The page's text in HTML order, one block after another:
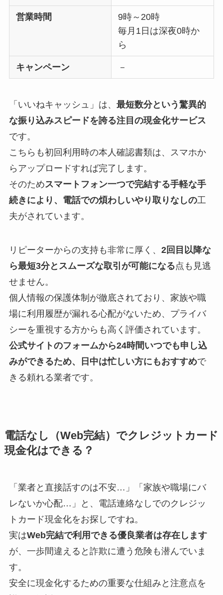
営業時間
9時～20時
毎月1日は深夜0時か
ら
キャンペーン －
「いいねキャッシュ」は、 最短数分という驚異的
な振り込みスピードを誇る注目の現金化サービス
です。
こちらも初回利用時の本人確認書類は、スマホか
らアップロードすれば完了します。
そのためスマートフォン一つで完結する手軽な手
続きにより、電話での煩わしいやり取りなしの工
夫がされています。
リピーターからの支持も非常に厚く、 2回目以降な
ら最短3分とスムーズな取引が可能になる点も見逃
せません。
個人情報の保護体制が徹底されており、家族や職
場に利用履歴が漏れる心配がないため、プライバ
シーを重視する方からも高く評価されています。
公式サイトのフォームから24時間いつでも申し込
みができるため、日中は忙しい方にもおすすめで
きる頼れる業者です。
電話なし（Web完結）でクレジットカード
現金化はできる？
「業者と直接話すのは不安…」「家族や職場にバ
レないか心配…」と、電話連絡なしでのクレジッ
トカード現金化をお探しですね。
実はWeb完結で利用できる優良業者は存在します
が、一歩間違えると詐欺に遭う危険も潜んでいま
す。
安全に現金化するための重要な仕組みと注意点を